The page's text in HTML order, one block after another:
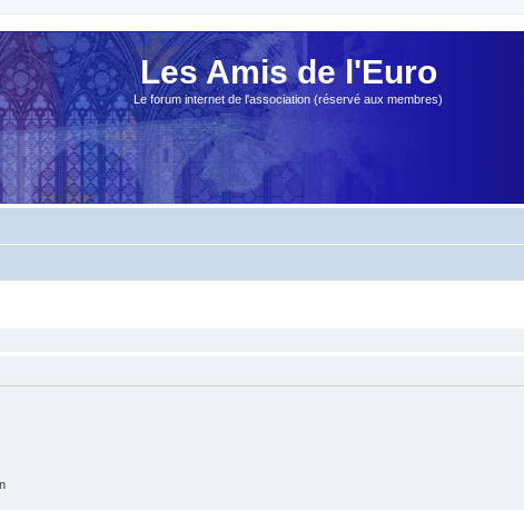
Les Amis de l'Euro
Le forum internet de l'association (réservé aux membres)